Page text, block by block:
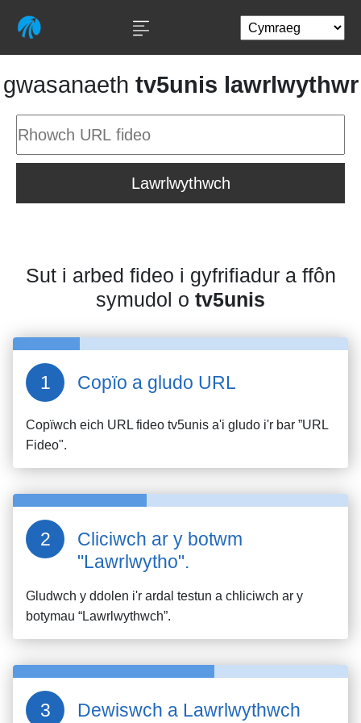
gwasanaeth tv5unis lawrlwythwr
Lawrlwythwch
Sut i arbed fideo i gyfrifiadur a ffôn
symudol o tv5unis
Copïo a gludo URL
Copïwch eich URL fideo tv5unis a'i gludo i'r bar ”URL
Fideo".
Cliciwch ar y botwm
"Lawrlwytho".
Gludwch y ddolen i'r ardal testun a chliciwch ar y
botymau “Lawrlwythwch”.
Dewiswch a Lawrlwythwch